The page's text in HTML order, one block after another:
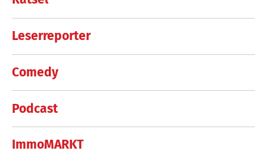
Leserreporter
Comedy
Podcast
ImmoMARKT